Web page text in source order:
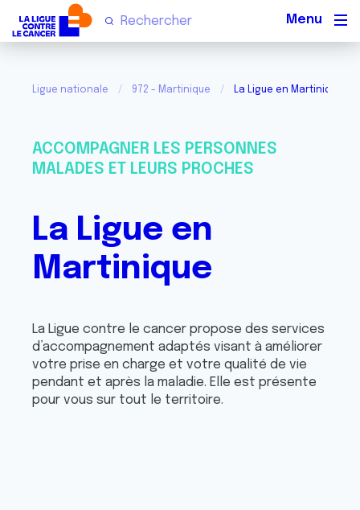
Ligue nationale 972 - Martinique La Ligue en Martinique
ACCOMPAGNER LES PERSONNES
MALADES ET LEURS PROCHES
La Ligue en
Martinique
La Ligue contre le cancer propose des services
d’accompagnement adaptés visant à améliorer
votre prise en charge et votre qualité de vie
pendant et après la maladie. Elle est présente
pour vous sur tout le territoire.